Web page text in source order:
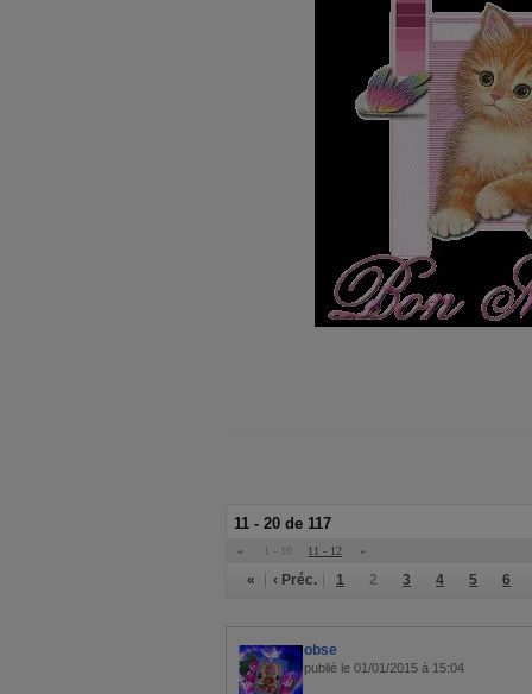
11 - 20 de 117
« 1 - 10 11 - 12 »
« ‹ Préc. 1 2 3 4 5 6
obse
publié le 01/01/2015 à 15:04